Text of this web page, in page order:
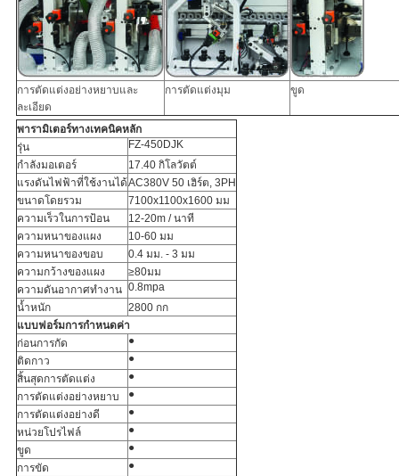
การตัดแต่งอย่างหยาบและ
ละเอียด
การตัดแต่งมุม ขูด
พารามิเตอร์ทางเทคนิคหลัก
รุ่น
FZ-450DJK
กำลังมอเตอร์
17.40 กิโลวัตต์
แรงดันไฟฟ้าที่ใช้งานได้AC380V 50 เฮิร์ต, 3PH
ขนาดโดยรวม
7100x1100x1600 มม
ความเร็วในการป้อน
12-20m / นาที
ความหนาของแผง
10-60 มม
ความหนาของขอบ
0.4 มม. - 3 มม
ความกว้างของแผง
≥80มม
ความดันอากาศทำงาน 0.8mpa
น้ำหนัก
2800 กก
แบบฟอร์มการกำหนดค่า
ก่อนการกัด
●
ติดกาว
●
สิ้นสุดการตัดแต่ง
●
การตัดแต่งอย่างหยาบ
●
การตัดแต่งอย่างดี
●
หน่วยโปรไฟล์
●
ขูด
●
การขัด
●